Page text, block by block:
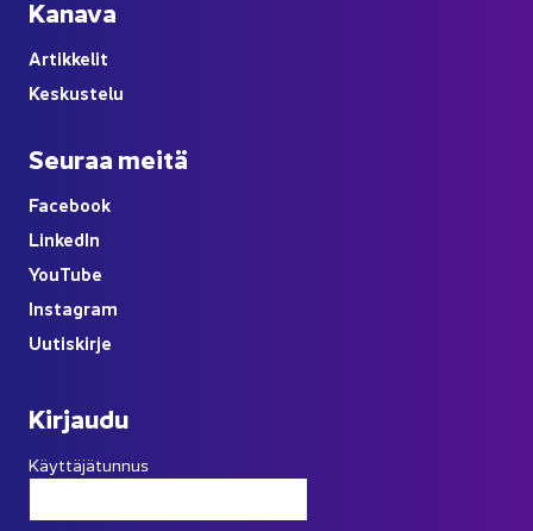
Ka­na­va
Ar­tik­ke­lit
Kes­kus­te­lu
Seu­raa meitä
Face­book
Lin­ke­dIn
YouTube
Ins­ta­gram
Uu­tis­kir­je
Kir­jau­du
Käyttäjätunnus